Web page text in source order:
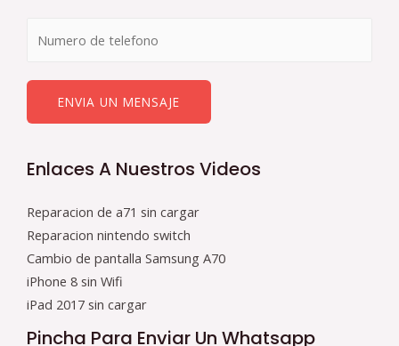
ENVIA UN MENSAJE
Enlaces A Nuestros Videos
Reparacion de a71 sin cargar
Reparacion nintendo switch
Cambio de pantalla Samsung A70
iPhone 8 sin Wifi
iPad 2017 sin cargar
Pincha Para Enviar Un Whatsapp